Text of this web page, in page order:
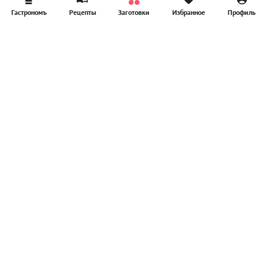
Гастрономъ Рецепты Заготовки Избранное Профиль